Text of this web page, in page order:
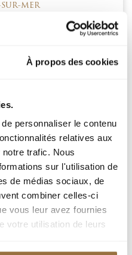
À propos des cookies
personnaliser le contenu
relatives aux
trafic. Nous
sur l'utilisation de
de médias sociaux, de
combiner celles-ci
vous leur avez fournies
votre utilisation de leurs
MER
located in a high position
being finished, boasts
sea views
and Cap Ferrat.
an entrance hall,...
€
selection